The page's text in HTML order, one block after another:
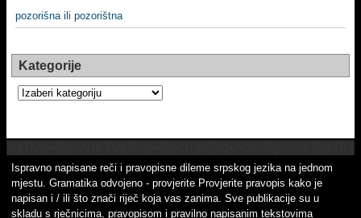
pozorišna ili pozorištna
Kategorije
Kategorije
Ispravno napisane reči i pravopisne dileme srpskog jezika na jednom
mjestu. Gramatika odvojeno - provjerite Provjerite pravopis kako je
napisan i / ili što znači riječ koja vas zanima. Sve publikacije su u
skladu s rječnicima, pravopisom i pravilno napisanim tekstovima